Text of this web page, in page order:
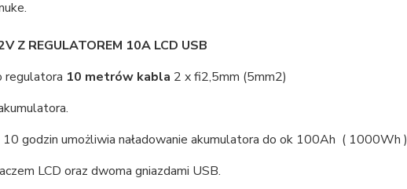
Z REGULATOREM 10A LCD USB
regulatora 10 metrów kabla 2 x fi2,5mm (5mm2)
10 godzin umożliwia naładowanie akumulatora do ok 100Ah ( 1000Wh )
LCD oraz dwoma gniazdami USB.